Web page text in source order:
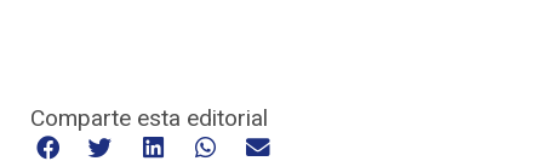
Comparte esta editorial